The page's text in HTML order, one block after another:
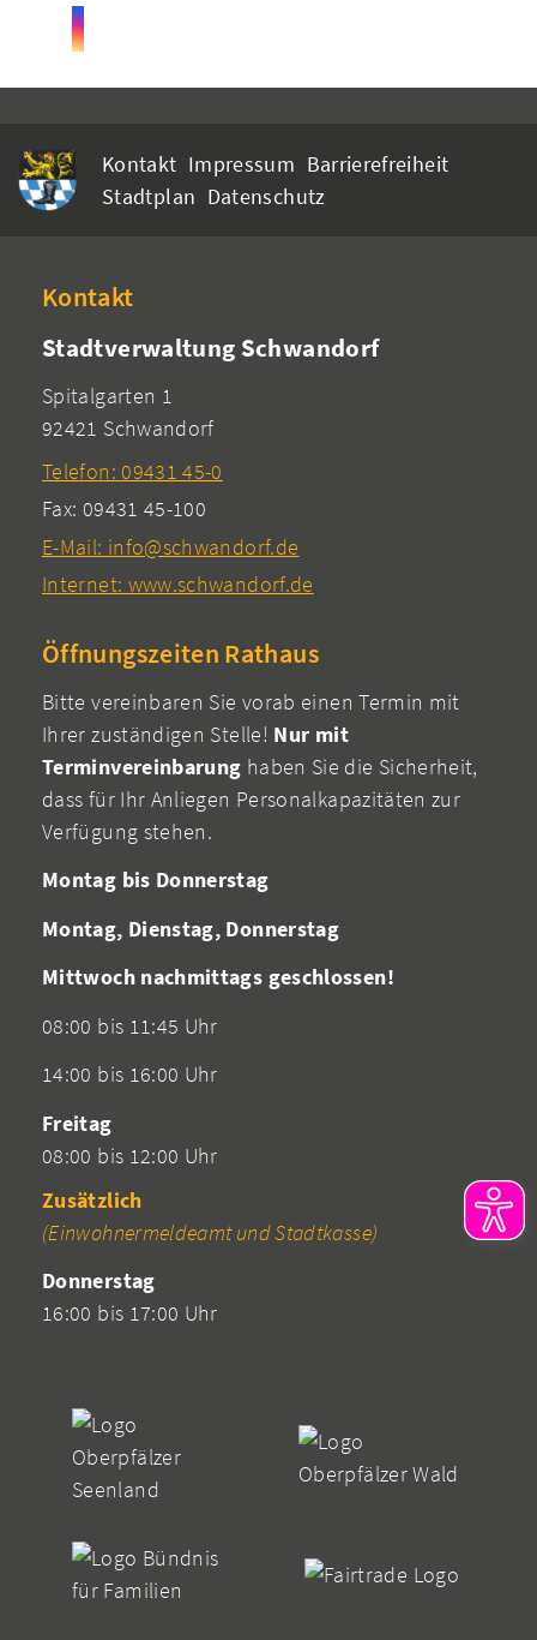
Kontakt Impressum Barrierefreiheit
Stadtplan Datenschutz
Kontakt
Stadtverwaltung Schwandorf
Spitalgarten 1
92421 Schwandorf
Telefon: 09431 45-0
Fax: 09431 45-100
E-Mail: info@schwandorf.de
Internet: www.schwandorf.de
Öffnungszeiten Rathaus
Bitte vereinbaren Sie vorab einen Termin mit
Ihrer zuständigen Stelle! Nur mit
Terminvereinbarung haben Sie die Sicherheit,
dass für Ihr Anliegen Personalkapazitäten zur
Verfügung stehen.
Montag bis Donnerstag
Montag, Dienstag, Donnerstag
Mittwoch nachmittags geschlossen!
08:00 bis 11:45 Uhr
14:00 bis 16:00 Uhr
Freitag
08:00 bis 12:00 Uhr
Zusätzlich
(Einwohnermeldeamt und Stadtkasse)
Donnerstag
16:00 bis 17:00 Uhr